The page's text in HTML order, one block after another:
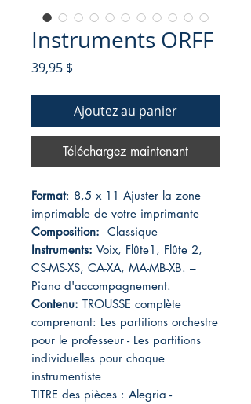
Instruments ORFF
39,95 $
Ajoutez au panier
Téléchargez maintenant
Format: 8,5 x 11 Ajuster la zone
imprimable de votre imprimante
Composition: Classique
Instruments: Voix, Flûte1, Flûte 2,
CS-MS-XS, CA-XA, MA-MB-XB. –
Piano d'accompagnement.
Contenu: TROUSSE complète
comprenant: Les partitions orchestre
pour le professeur - Les partitions
individuelles pour chaque
instrumentiste
TITRE des pièces : Alegria -